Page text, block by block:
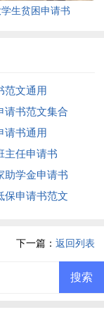
生贫困申请书
范文通用
请书范文集合
请书通用
主任申请书
助学金申请书
保申请书范文
下一篇： 返回列表